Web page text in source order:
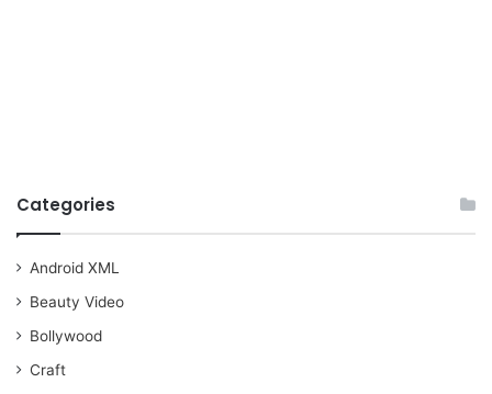
Categories
Android XML
Beauty Video
Bollywood
Craft